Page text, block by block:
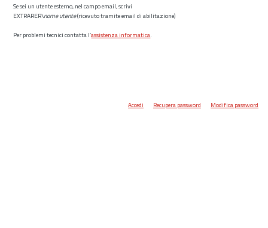
Se sei un utente esterno, nel campo email, scrivi
EXTRARER\nome utente(ricevuto tramite email di abilitazione)
Per problemi tecnici contatta l’assistenza informatica.
Accedi Recupera password Modifica password